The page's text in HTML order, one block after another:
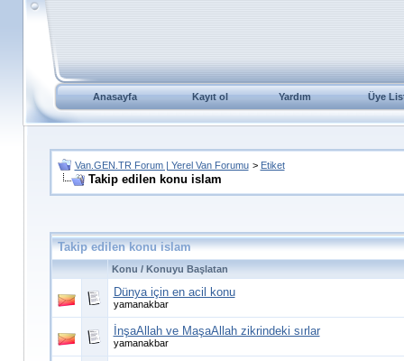
Anasayfa Kayıt ol Yardım Üye
Van.GEN.TR Forum | Yerel Van Forumu > Etiket
Takip edilen konu islam
Takip edilen konu islam
Konu / Konuyu Başlatan
Dünya için en acil konu
yamanakbar
İnşaAllah ve MaşaAllah zikrindeki sırlar
yamanakbar